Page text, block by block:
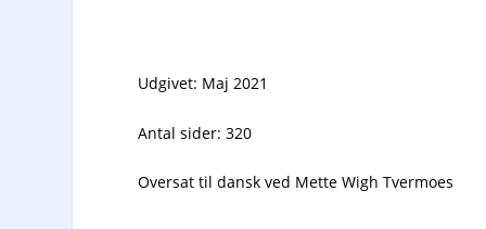
Udgivet: Maj 2021
Antal sider: 320
Oversat til dansk ved Mette Wigh Tvermoes